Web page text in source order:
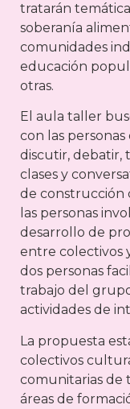
tratarán
soberanía
comunidades
educación
otras.
El aula taller
con las
discutir, debatir,
clases y
de construcción
las personas
desarrollo de
entre colectivos
dos personas
trabajo del
actividades de
La propuesta
colectivos
comunitarias de
áreas de